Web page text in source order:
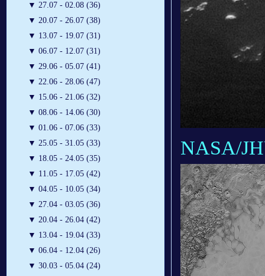
▼ 27.07 - 02.08 (36)
▼ 20.07 - 26.07 (38)
▼ 13.07 - 19.07 (31)
▼ 06.07 - 12.07 (31)
▼ 29.06 - 05.07 (41)
▼ 22.06 - 28.06 (47)
▼ 15.06 - 21.06 (32)
▼ 08.06 - 14.06 (30)
▼ 01.06 - 07.06 (33)
▼ 25.05 - 31.05 (33)
▼ 18.05 - 24.05 (35)
▼ 11.05 - 17.05 (42)
▼ 04.05 - 10.05 (34)
▼ 27.04 - 03.05 (36)
▼ 20.04 - 26.04 (42)
▼ 13.04 - 19.04 (33)
▼ 06.04 - 12.04 (26)
▼ 30.03 - 05.04 (24)
NASA/